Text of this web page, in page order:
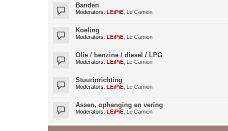
Banden
Moderators: LEiPiE Le Camion
Koeling
Moderators: LEiPiE Le Camion
Olie / benzine / diesel / LPG
Moderators: LEiPiE Le Camion
Stuurinrichting
Moderators: LEiPiE Le Camion
Assen, ophanging en vering
Moderators: LEiPiE Le Camion